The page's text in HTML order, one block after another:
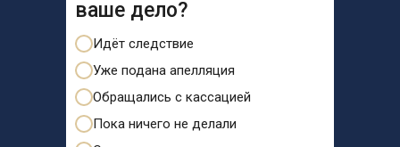
ваше дело?
Идёт следствие
Уже подана апелляция
Обращались с кассацией
Пока ничего не делали